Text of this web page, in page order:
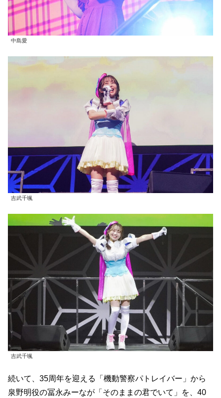
中島愛
吉武千颯
吉武千颯
続いて、35周年を迎える「機動警察パトレイバー」から
泉野明役の冨永みーなが「そのままの君でいて」を、40